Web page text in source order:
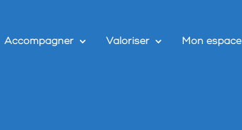
Accompagner Valoriser Mon espace